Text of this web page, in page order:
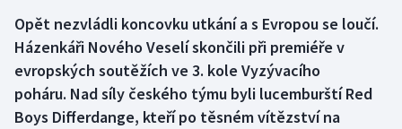
Box
Curling
Opět nezvládli koncovku utkání a s Evropou se loučí.
Házenkáři Nového Veselí skončili při premiéře v
evropských soutěžích ve 3. kole Vyzývacího
poháru. Nad síly českého týmu byli lucemburští Red
Boys Differdange, kteří po těsném vítězství na